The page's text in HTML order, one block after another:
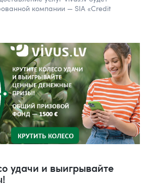
компании — SIA «Credit
удачи и выигрывайте